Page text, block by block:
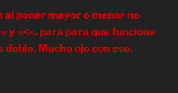
al poner mayor o menor no
y «<«. para para que funcione
doble. Mucho ojo con eso.